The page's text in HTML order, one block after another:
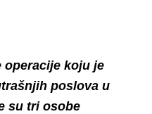
operacije koju je
poslova u
su tri osobe